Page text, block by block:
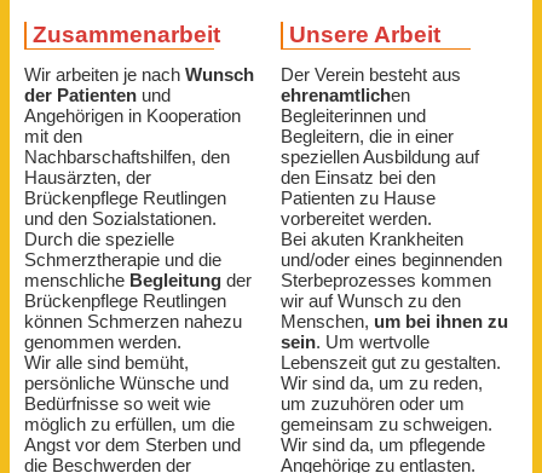
Zusammenarbeit
Wir arbeiten je nach Wunsch
der Patienten und
Angehörigen in Kooperation
mit den
Nachbarschaftshilfen, den
Hausärzten, der
Brückenpflege Reutlingen
und den Sozialstationen.
Durch die spezielle
Schmerztherapie und die
menschliche Begleitung der
Brückenpflege Reutlingen
können Schmerzen nahezu
genommen werden.
Wir alle sind bemüht,
persönliche Wünsche und
Bedürfnisse so weit wie
möglich zu erfüllen, um die
Angst vor dem Sterben und
die Beschwerden der
Unsere Arbeit
Der Verein besteht aus
ehrenamtlichen
Begleiterinnen und
Begleitern, die in einer
speziellen Ausbildung auf
den Einsatz bei den
Patienten zu Hause
vorbereitet werden.
Bei akuten Krankheiten
und/oder eines beginnenden
Sterbeprozesses kommen
wir auf Wunsch zu den
Menschen, um bei ihnen zu
sein. Um wertvolle
Lebenszeit gut zu gestalten.
Wir sind da, um zu reden,
um zuzuhören oder um
gemeinsam zu schweigen.
Wir sind da, um pflegende
Angehörige zu entlasten.